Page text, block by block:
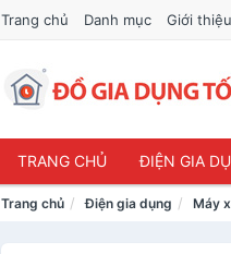
Trang chủ Danh mục Giới thiệu
TRANG CHỦ ĐIỆN GIA
Trang chủ Điện gia dụng Máy